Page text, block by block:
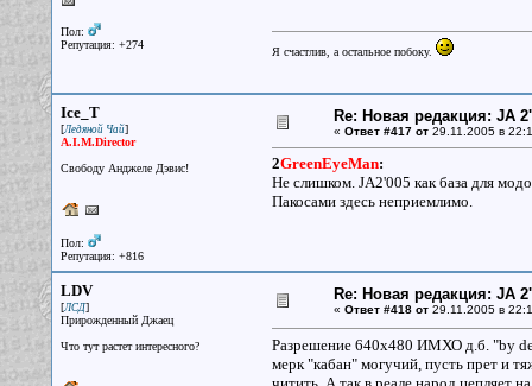
Пол:
Репутация: +274
Я счастлив, а остальное побоку.
Ice_T
[Ледяной Чай]
A.I.M.Director
Свободу Анджеле Дэвис!
Пол:
Репутация: +816
Re: Новая редакция: JA
« Ответ #417 от29.11.2005 в
2GreenEyeMan:
Не слишком. JA2'005 как база для
Пакосами здесь неприемлимо.
LDV
[ЛСД]
Прирожденный Джаец
Что тут растет интересного?
Re: Новая редакция: JA
« Ответ #418 от29.11.2005 в
Разрешение 640х480 ИМХО д.б. "by
мерк "кабан" могучий, пусть прет и